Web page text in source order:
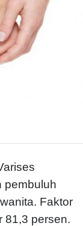
pembuluh
Faktor
81,3 persen.